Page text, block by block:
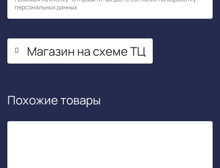
персональных данных
Магазин на схеме ТЦ
Похожие товары